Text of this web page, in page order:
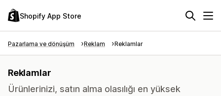
Shopify App Store
Pazarlama ve dönüşüm Reklam Reklamlar
Reklamlar
Ürünlerinizi, satın alma olasılığı en yüksek